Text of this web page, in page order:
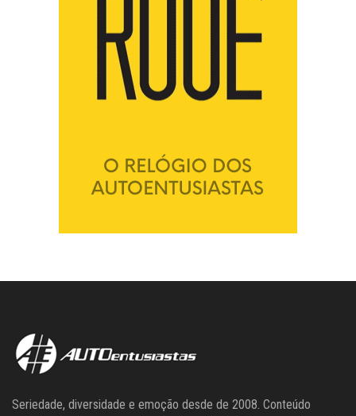
Seriedade, diversidade e emoção desde de 2008. Conteúdo